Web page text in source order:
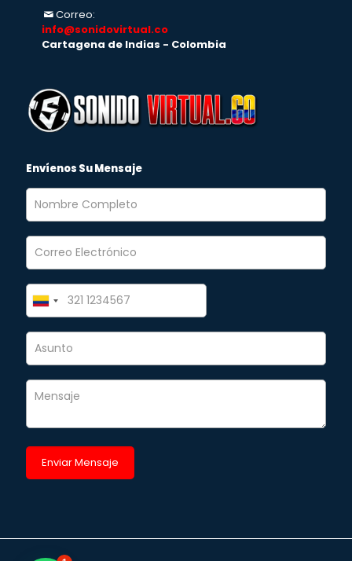
Correo:
info@sonidovirtual.co
Cartagena de Indias - Colombia
Envíenos Su Mensaje